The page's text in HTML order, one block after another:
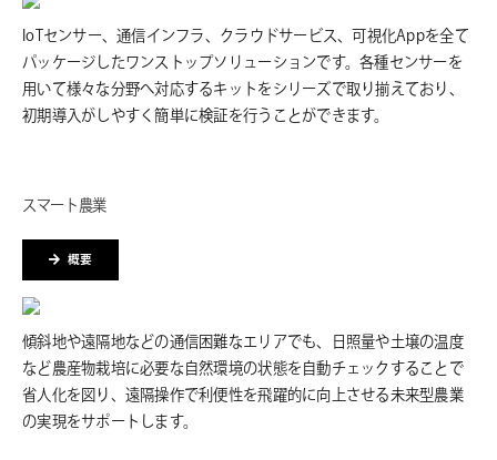
IoTセンサー、通信インフラ、クラウドサービス、可視化Appを全て
パッケージしたワンストップソリューションです。各種センサーを
用いて様々な分野へ対応するキットをシリーズで取り揃えており、
初期導入がしやすく簡単に検証を行うことができます。
スマート農業
概要
傾斜地や遠隔地などの通信困難なエリアでも、日照量や土壌の温度
など農産物栽培に必要な自然環境の状態を自動チェックすることで
省人化を図り、遠隔操作で利便性を飛躍的に向上させる未来型農業
の実現をサポートします。